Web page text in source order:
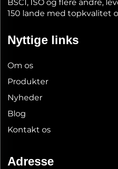
BSCI, ISO og flere andre,
150 lande med topkvalitet
Nyttige links
Om os
Produkter
Nyheder
Blog
Kontakt os
Adresse